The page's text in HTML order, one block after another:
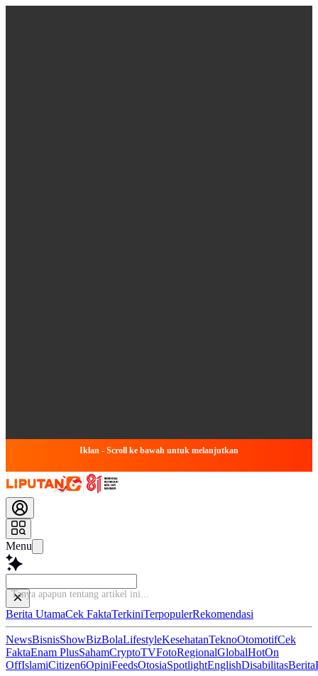
Iklan - Scroll ke bawah untuk melanjutkan
Menu
Tanya apapu
Berita UtamaCek FaktaTerkiniTerpopulerRekomendasi
NewsBisnisShowBizBolaLifestyleKesehatanTeknoOtomotifCek
FaktaEnam PlusSahamCryptoTVFotoRegionalGlobalHotOn
OffIslamiCitizen6OpiniFeedsOtosiaSpotlightEnglishDisabilitasBerita